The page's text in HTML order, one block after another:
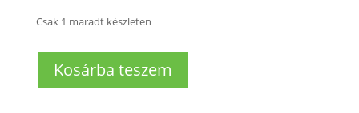
Csak 1 maradt készleten
mosógép
Kosárba teszem